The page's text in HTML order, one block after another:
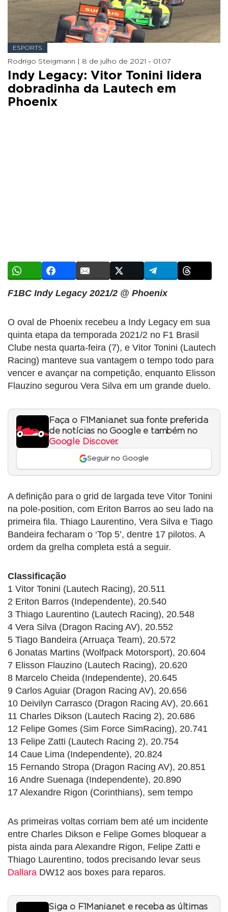
ESPORTS
Rodrigo Steigmann | 8 de julho de 2021 - 01:07
Indy Legacy: Vitor Tonini lidera
dobradinha da Lautech em
Phoenix
F1BC Indy Legacy 2021/2 @ Phoenix
O oval de Phoenix recebeu a Indy Legacy em sua
quinta etapa da temporada 2021/2 no F1 Brasil
Clube nesta quarta-feira (7), e Vitor Tonini (Lautech
Racing) manteve sua vantagem o tempo todo para
vencer e avançar na competição, enquanto Elisson
Flauzino segurou Vera Silva em um grande duelo.
Faça o F1Mania.net sua fonte preferida
de notícias no Google e também no
Google Discover.
Seguir no Google
A definição para o grid de largada teve Vitor Tonini
na pole-position, com Eriton Barros ao seu lado na
primeira fila. Thiago Laurentino, Vera Silva e Tiago
Bandeira fecharam o ‘Top 5’, dentre 17 pilotos. A
ordem da grelha completa está a seguir.
Classificação
1 Vitor Tonini (Lautech Racing), 20.511
2 Eriton Barros (Independente), 20.540
3 Thiago Laurentino (Lautech Racing), 20.548
4 Vera Silva (Dragon Racing AV), 20.552
5 Tiago Bandeira (Arruaça Team), 20.572
6 Jonatas Martins (Wolfpack Motorsport), 20.604
7 Elisson Flauzino (Lautech Racing), 20.620
8 Marcelo Cheida (Independente), 20.645
9 Carlos Aguiar (Dragon Racing AV), 20.656
10 Deivilyn Carrasco (Dragon Racing AV), 20.661
11 Charles Dikson (Lautech Racing 2), 20.686
12 Felipe Gomes (Sim Force SimRacing), 20.741
13 Felipe Zatti (Lautech Racing 2), 20.754
14 Caue Lima (Independente), 20.824
15 Fernando Stropa (Dragon Racing AV), 20.851
16 Andre Suenaga (Independente), 20.890
17 Alexandre Rigon (Corinthians), sem tempo
As primeiras voltas corriam bem até um incidente
entre Charles Dikson e Felipe Gomes bloquear a
pista ainda para Alexandre Rigon, Felipe Zatti e
Thiago Laurentino, todos precisando levar seus
Dallara DW12 aos boxes para reparos.
Siga o F1Mania.net e receba as últimas